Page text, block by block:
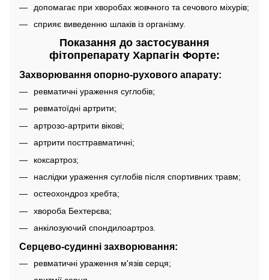
допомагає при хворобах жовчного та сечового міхурів;
сприяє виведенню шлаків із організму.
Показання до застосування
фітопрепарату Харпагін Форте:
Захворювання опорно-рухового апарату:
ревматичні ураження суглобів;
ревматоїдні артрити;
артрозо-артрити вікові;
артрити посттравматичні;
коксартроз;
наслідки ураження суглобів після спортивних травм;
остеохондроз хребта;
хвороба Бехтерєва;
анкілозуючий спондилоартроз.
Серцево-судинні захворювання:
ревматичні ураження м'язів серця;